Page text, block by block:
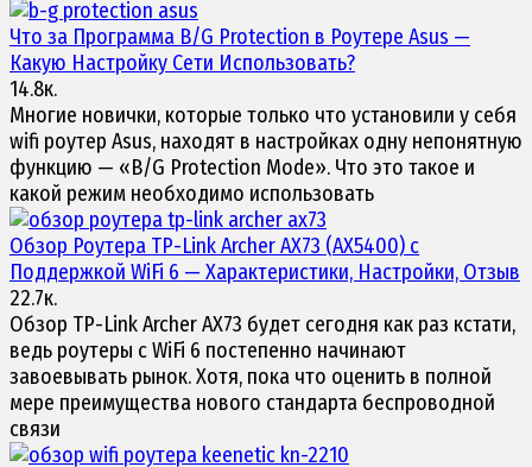
Что за Программа B/G Protection в Роутере Asus —
Какую Настройку Сети Использовать?
14.8к.
Многие новички, которые только что установили у себя
wifi роутер Asus, находят в настройках одну непонятную
функцию — «B/G Protection Mode». Что это такое и
какой режим необходимо использовать
Обзор Роутера TP-Link Archer AX73 (AX5400) c
Поддержкой WiFi 6 — Характеристики, Настройки, Отзыв
22.7к.
Обзор TP-Link Archer AX73 будет сегодня как раз кстати,
ведь роутеры с WiFi 6 постепенно начинают
завоевывать рынок. Хотя, пока что оценить в полной
мере преимущества нового стандарта беспроводной
связи